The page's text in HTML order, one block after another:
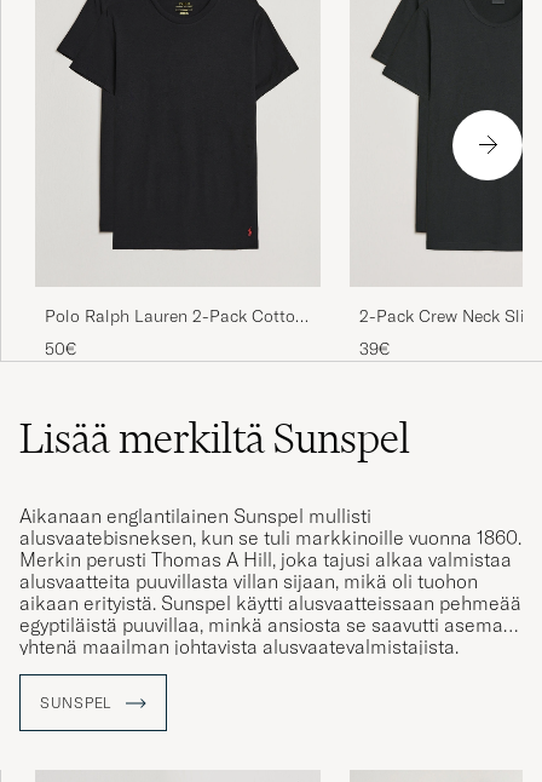
Polo Ralph Lauren 2-Pack Cotton
Stretch T-Shirt Black
50€
2-Pack Crew Neck
Black
39€
Lisää merkiltä Sunspel
Aikanaan englantilainen Sunspel mullisti
alusvaatebisneksen, kun se tuli markkinoille vuonna 1860.
Merkin perusti Thomas A Hill, joka tajusi alkaa valmistaa
alusvaatteita puuvillasta villan sijaan, mikä oli tuohon
aikaan erityistä. Sunspel käytti alusvaatteissaan pehmeää
egyptiläistä puuvillaa, minkä ansiosta se saavutti aseman
yhtenä maailman johtavista alusvaatevalmistajista.
SUNSPEL